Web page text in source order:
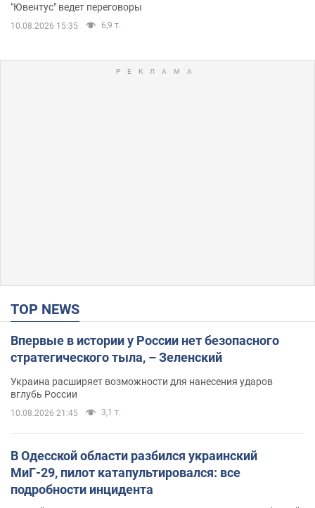
"Ювентус" ведет переговоры
10.08.2026 15:35 6,9 т.
TOP NEWS
Впервые в истории у России нет безопасного
стратегического тыла, – Зеленский
Украина расширяет возможности для нанесения ударов
вглубь России
10.08.2026 21:45 3,1 т.
В Одесской области разбился украинский
МиГ-29, пилот катапультировался: все
подробности инцидента